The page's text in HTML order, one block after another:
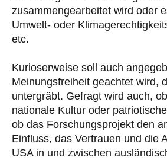
zusammengearbeitet wird oder
Umwelt- oder
etc.
Kurioserweise soll auch
Meinungsfreiheit geachtet wird,
untergräbt. Gefragt wird auch,
nationale Kultur oder
ob das Forschungsprojekt den
Einfluss, das Vertrauen und die
USA in und zwischen